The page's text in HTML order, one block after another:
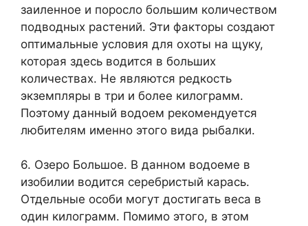
заиленное и поросло большим количеством
подводных растений. Эти факторы создают
оптимальные условия для охоты на щуку,
которая здесь водится в больших
количествах. Не являются редкость
экземпляры в три и более килограмм.
Поэтому данный водоем рекомендуется
любителям именно этого вида рыбалки.
6. Озеро Большое. В данном водоеме в
изобилии водится серебристый карась.
Отдельные особи могут достигать веса в
один килограмм. Помимо этого, в этом